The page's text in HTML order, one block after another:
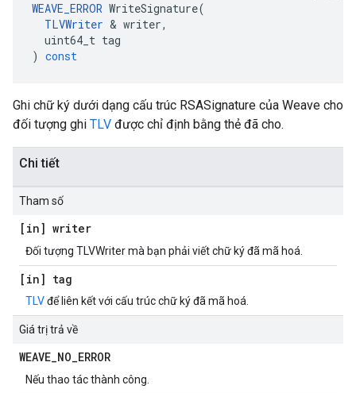
WEAVE_ERROR WriteSignature(
TLVWriter & writer,
uint64_t tag
) const
Ghi chữ ký dưới dạng cấu trúc RSASignature của Weave cho
đối tượng ghi TLV được chỉ định bằng thẻ đã cho.
Chi tiết
Tham số
[in] writer
Đối tượng TLVWriter mà bạn phải viết chữ ký đã mã hoá.
[in] tag
TLVđể liên kết với cấu trúc chữ ký đã mã hoá.
Giá trị trả về
WEAVE_NO_ERROR
Nếu thao tác thành công.